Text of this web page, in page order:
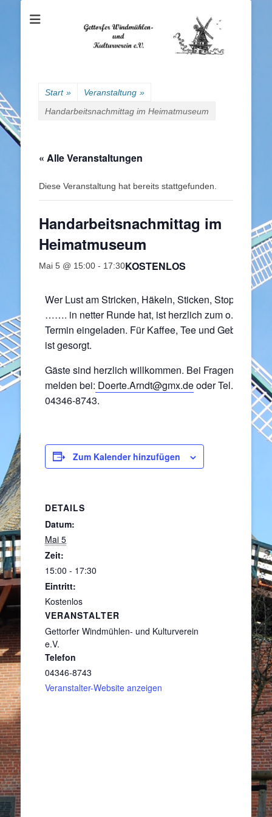
Gettorfer
Windmühlen- und
Kulturverein e.V.
Start » Veranstaltung »
Handarbeitsnachmittag im Heimatmuseum
« Alle Veranstaltungen
Diese Veranstaltung hat bereits stattgefunden.
Handarbeitsnachmittag im
Heimatmuseum
Mai 5 @ 15:00 - 17:30KOSTENLOS
Wer Lust am Stricken, Häkeln, Sticken, Stopfen
……. in netter Runde hat, ist herzlich zum o.a.
Termin eingeladen. Für Kaffee, Tee und Gebäck
ist gesorgt.
Gäste sind herzlich willkommen. Bei Fragen
melden bei: Doerte.Arndt@gmx.deoder Tel.
04346-8743.
Zum Kalender hinzufügen
DETAILS
Datum:
Mai 5
Zeit:
15:00 - 17:30
Eintritt:
Kostenlos
VERANSTALTER
Gettorfer Windmühlen- und Kulturverein
e.V.
Telefon
04346-8743
Veranstalter-Website anzeigen